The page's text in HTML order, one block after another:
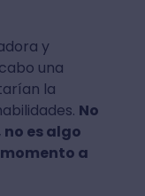
y
una
la
No
es algo
a